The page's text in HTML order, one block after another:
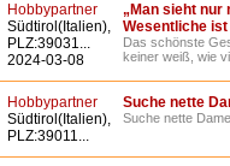
Hobbypartner
Südtirol(Italien),
PLZ:39031...
2024-03-08
„Man sieht nur
Wesentliche
Das schönste
keiner weiß, wie
Hobbypartner
Südtirol(Italien),
PLZ:39011...
Suche nette
Suche nette